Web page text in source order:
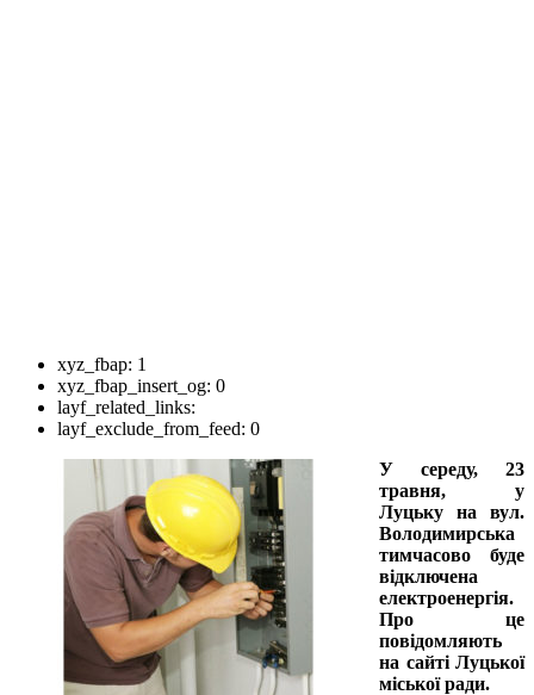
xyz_fbap: 1
xyz_fbap_insert_og: 0
layf_related_links:
layf_exclude_from_feed: 0
У середу, 23
травня, у
Луцьку на вул.
Володимирська
тимчасово буде
відключена
електроенергія.
Про це
повідомляють
на сайті Луцької
міської ради.